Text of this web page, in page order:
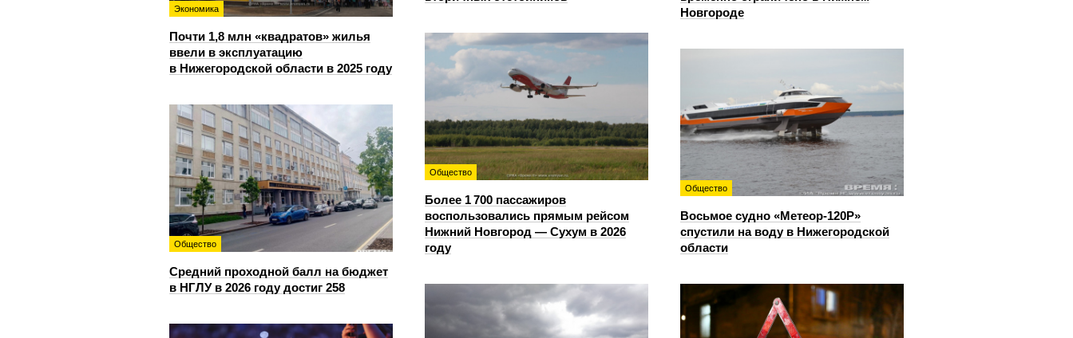
Новгороде
Экономика
Почти 1,8 млн «квадратов» жилья
ввели в эксплуатацию
в Нижегородской области в 2025 году
Общество
Более 1 700 пассажиров
воспользовались прямым рейсом
Нижний Новгород — Сухум в 2026
году
Общество
Восьмое судно «Метеор-120Р»
спустили на воду в Нижегородской
области
Общество
Средний проходной балл на бюджет
в НГЛУ в 2026 году достиг 258